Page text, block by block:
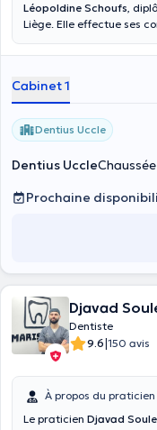
Léopoldine Schoufs,
Liège. Elle effectue ses
son cabinet Dentius
Cabinet 1
Dentius Uccle
Dentius Uccle
Prochaine
Djavad
Dentiste
9.6|150 avis
À propos du praticien
Le praticien Djavad